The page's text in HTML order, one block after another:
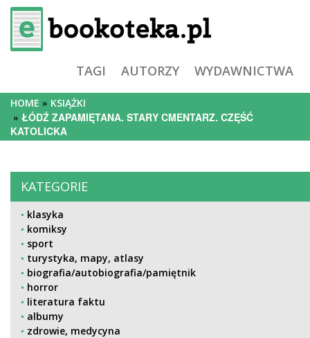
TAGI AUTORZY WYDAWNICTWA
HOME KSIĄŻKI
ŁÓDŹ ZAPAMIĘTANA. STARY CMENTARZ. CZĘŚĆ
KATOLICKA
KATEGORIE
klasyka
komiksy
sport
turystyka, mapy, atlasy
biografia/autobiografia/pamiętnik
horror
literatura faktu
albumy
zdrowie, medycyna